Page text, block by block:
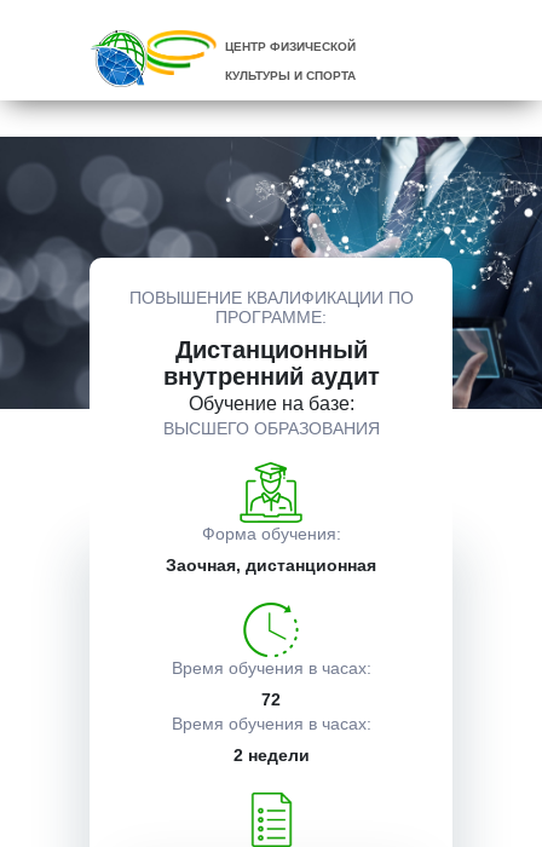
ЦЕНТР ФИЗИЧЕСКОЙ
КУЛЬТУРЫ И СПОРТА
ПОВЫШЕНИЕ КВАЛИФИКАЦИИ ПО
ПРОГРАММЕ:
Дистанционный
внутренний аудит
Обучение на базе:
ВЫСШЕГО ОБРАЗОВАНИЯ
Форма обучения:
Заочная, дистанционная
Время обучения в часах:
72
Время обучения в часах:
2 недели
Описание курса
Получаемые документы